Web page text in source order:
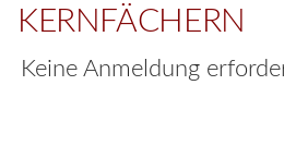
KERNFÄCHERN
Keine Anmeldung